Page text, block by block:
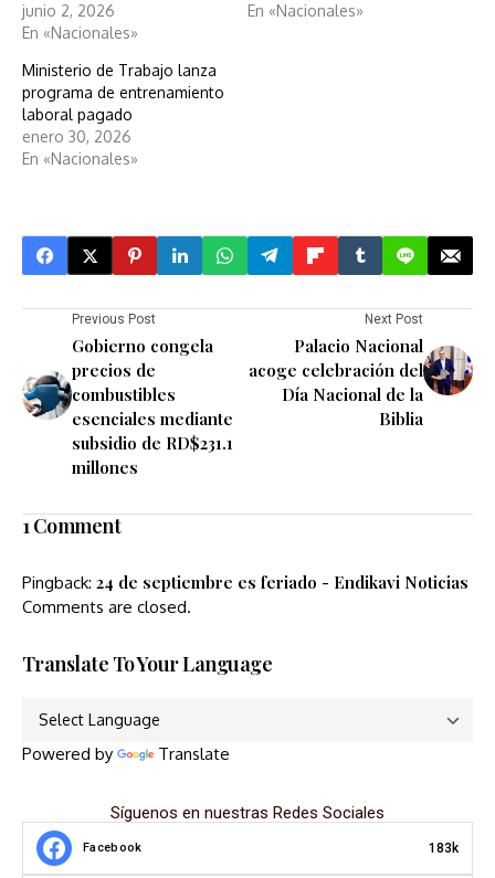
junio 2, 2026
En «Nacionales»
En «Nacionales»
Ministerio de Trabajo lanza
programa de entrenamiento
laboral pagado
enero 30, 2026
En «Nacionales»
Previous Post
Gobierno congela
precios de
combustibles
esenciales mediante
subsidio de RD$231.1
millones
Next Post
Palacio Nacional
acoge celebración del
Día Nacional de la
Biblia
1 Comment
Pingback: 24 de septiembre es feriado - Endikavi Noticias
Comments are closed.
Translate To Your Language
Powered by Translate
Síguenos en nuestras Redes Sociales
Facebook 183k